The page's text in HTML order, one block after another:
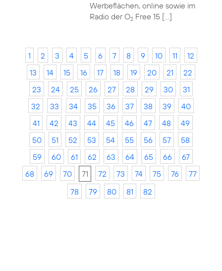
Werbeflächen, online sowie im
Radio der O2Free 15 […]
1 2 3 4 5 6 7 8 9 10 11
12
13
14 15 16 17 18 19 20 21
22
23
24 25 26 27 28 29 30
31
32
33 34 35 36 37 38 39
40
41
42 43 44 45 46 47 48
49
50
51 52 53 54 55 56 57
58
59
60 61 62 63 64 65 66
67
68
69 70 71 72 73 74 75 76
77
78
79 80 81 82